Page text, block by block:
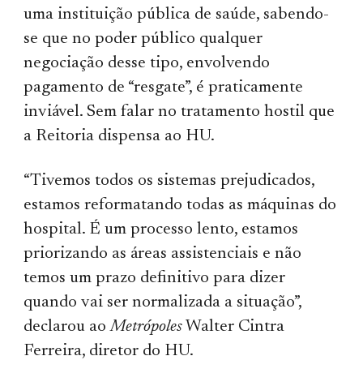
uma instituição pública de saúde, sabendo-
se que no poder público qualquer
negociação desse tipo, envolvendo
pagamento de “resgate”, é praticamente
inviável. Sem falar no tratamento hostil que
a Reitoria dispensa ao HU.
“Tivemos todos os sistemas prejudicados,
estamos reformatando todas as máquinas do
hospital. É um processo lento, estamos
priorizando as áreas assistenciais e não
temos um prazo definitivo para dizer
quando vai ser normalizada a situação”,
declarou aoMetrópoles Walter Cintra
Ferreira, diretor do HU.